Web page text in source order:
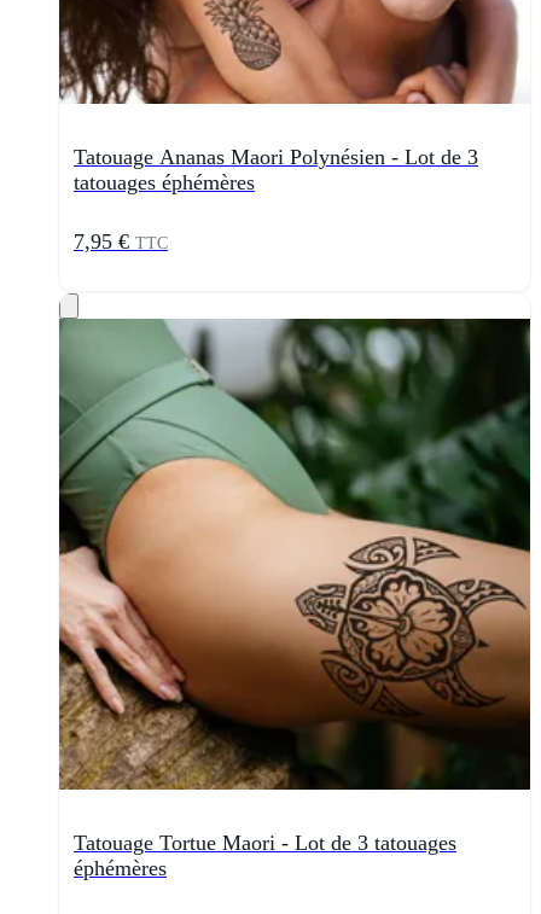
Tatouage Ananas Maori Polynésien - Lot de 3
tatouages éphémères
7,95 € TTC
Tatouage Tortue Maori - Lot de 3 tatouages
éphémères